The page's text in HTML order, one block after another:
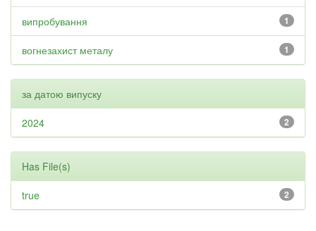
1
випробування
1
вогнезахист металу
за датою випуску
2
2024
Has File(s)
2
true